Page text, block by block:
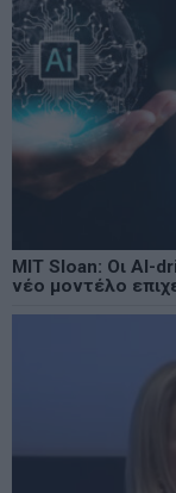
MIT Sloan: Οι AI-
νέο μοντέλο